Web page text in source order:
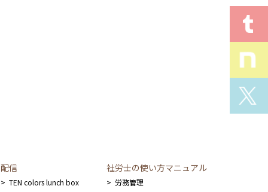
配信
TEN colors lunch box
社労士の使い方マニュアル
労務管理